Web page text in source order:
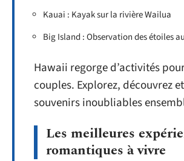
Kauai : Kayak sur la rivière Wailua
Big Island : Observation des étoiles
Hawaii regorge d’activités
couples. Explorez, découvrez
souvenirs inoubliables
Les meilleures
romantiques à vivre